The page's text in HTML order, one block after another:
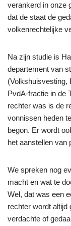
verankerd in onze
dat de staat de
volkenrechtelijke
Na zijn studie is
departement van
(Volkshuisvesting,
PvdA-fractie in de
rechter was is de
vonnissen heden
begon. Er wordt
het aanstellen van
We spreken nog
macht en wat te
Wel, dat was een
rechter wordt altijd
verdachte of